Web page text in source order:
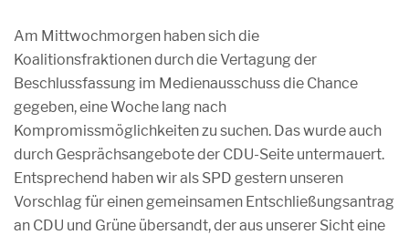
Am Mittwochmorgen haben sich die
Koalitionsfraktionen durch die Vertagung der
Beschlussfassung im Medienausschuss die Chance
gegeben, eine Woche lang nach
Kompromissmöglichkeiten zu suchen. Das wurde auch
durch Gesprächsangebote der CDU-Seite untermauert.
Entsprechend haben wir als SPD gestern unseren
Vorschlag für einen gemeinsamen Entschließungsantrag
an CDU und Grüne übersandt, der aus unserer Sicht eine